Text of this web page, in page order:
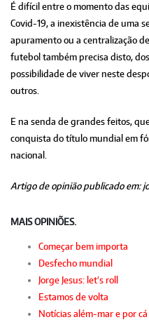
É difícil entre o momento das
Covid-19, a inexistência de uma
apuramento ou a centralização
futebol também precisa disto,
possibilidade de viver neste
outros.
E na senda de grandes feitos,
conquista do título mundial em
nacional.
Artigo de opinião publicado em:
MAIS OPINIÕES.
Começar bem importa
Desfecho mundial
Jorge Jesus: let's roll
Estamos de volta
Notícias além-mar e por cá